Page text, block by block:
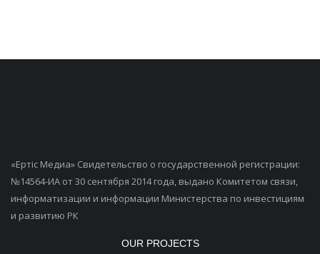
«Ертiс Медиа» Свидетельство о государственной регистрации:
№14564-ИА от 30 сентября 2014 года, выдано Комитетом связи,
информатизации и информации Министерства по инвестициям
и развитию РК
OUR PROJECTS